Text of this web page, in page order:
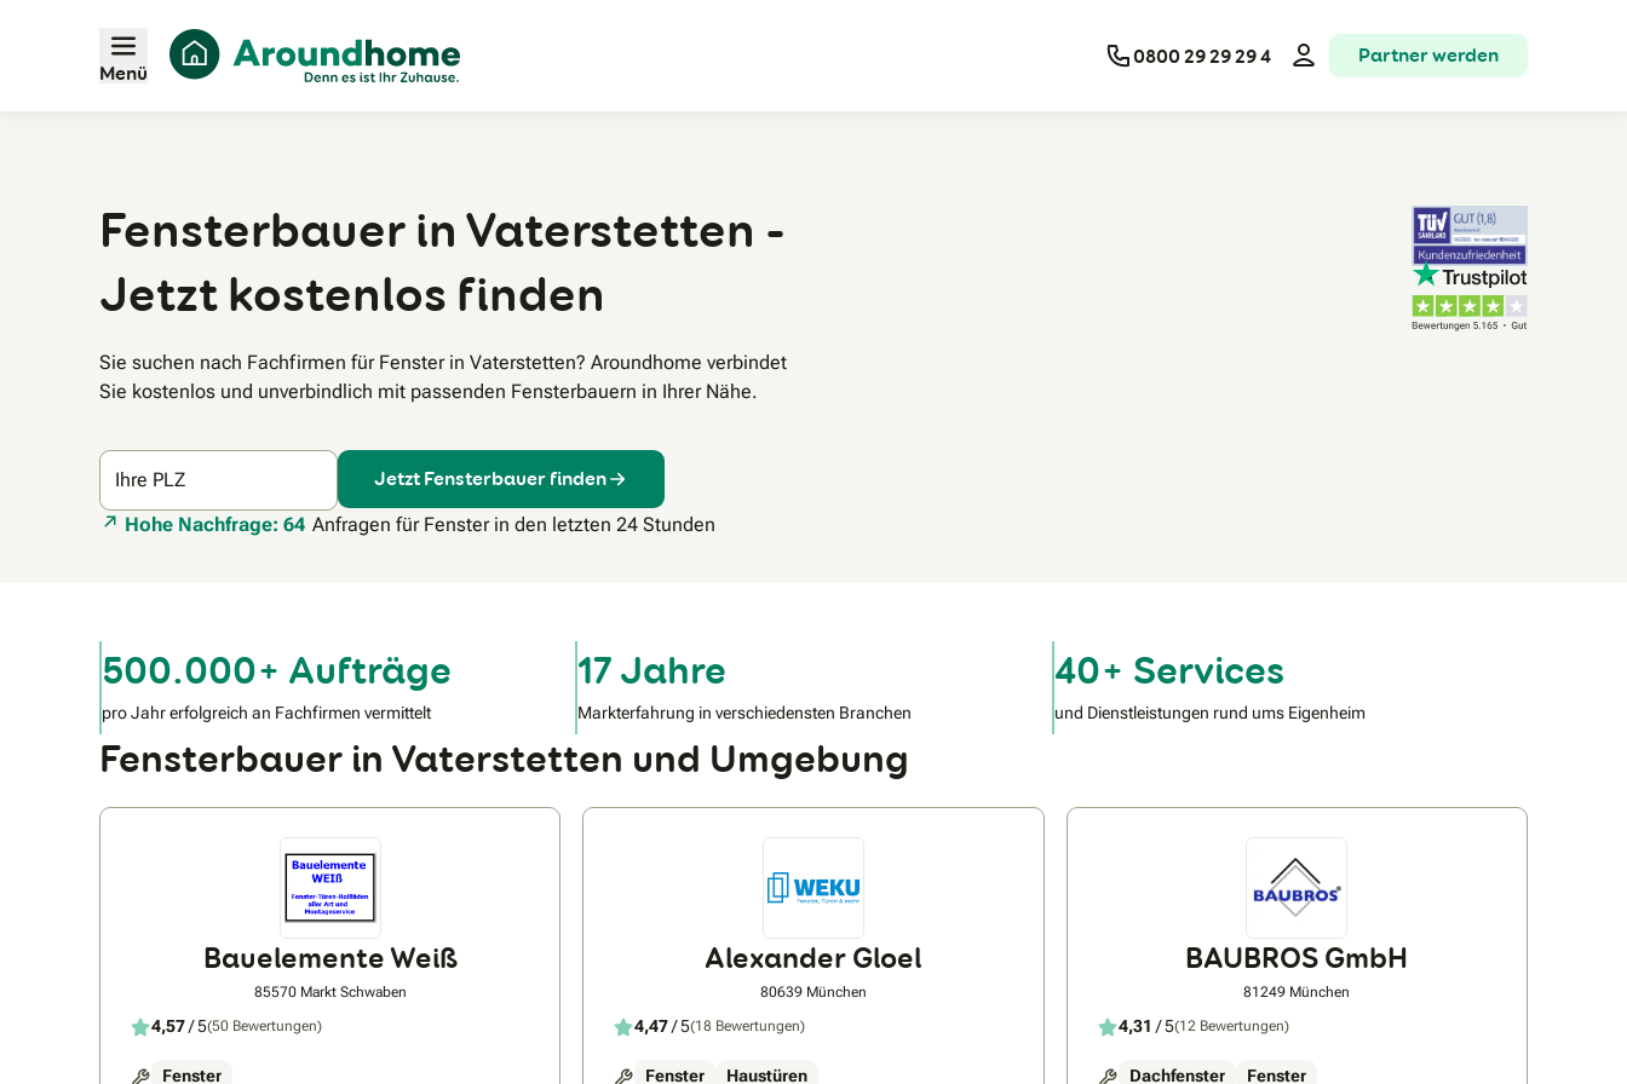
Menü
0800 29 29 29 4 Partner werden
Fensterbauer in Vaterstetten -
Jetzt kostenlos finden
Sie suchen nach Fachfirmen für Fenster in Vaterstetten? Aroundhome verbindet
Sie kostenlos und unverbindlich mit passenden Fensterbauern in Ihrer Nähe.
Ihre PLZ Jetzt Fensterbauer finden
Hohe Nachfrage: 64 Anfragen für Fenster in den letzten 24 Stunden
500.000+ Aufträge
pro Jahr erfolgreich an Fachfirmen vermittelt
17 Jahre
Markterfahrung in verschiedensten Branchen
40+ Services
und Dienstleistungen rund ums Eigenheim
Fensterbauer in Vaterstetten und Umgebung
Bauelemente Weiß
85570 Markt Schwaben
4,57/ 5(50 Bewertungen)
Fenster
Alexander Gloel
80639 München
4,47/ 5(18 Bewertungen)
Fenster
Haustüren
BAUBROS GmbH
81249 München
4,31 / 5(12 Bewertungen)
Dachfenster
Fenster